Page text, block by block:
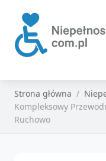
Strona główna
Kompleksowy
Ruchowo